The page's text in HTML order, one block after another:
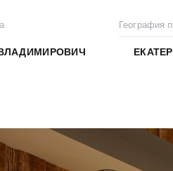
География